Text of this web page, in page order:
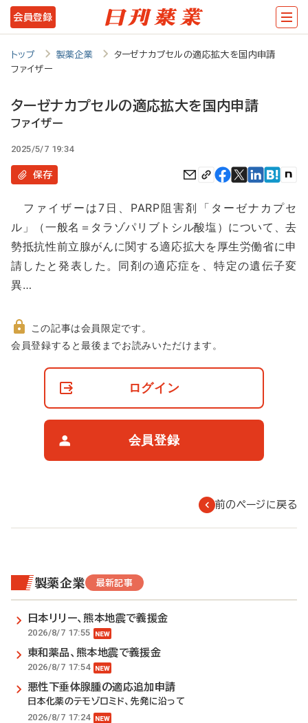
メ
イ
テ
ツ
に
動
会員登録
トップ 製薬企業
ターゼナカプセルの適応拡大を国内申請
ファイザー
ターゼナカプセルの適応拡大を国内申請
ファイザー
2025/5/7 19:34
保存
ファイザーは7日、PARP阻害剤「ターゼナカプセ
ル」（一般名＝タラゾパリブトシル酸塩）について、去
勢抵抗性前立腺がんに関する適応拡大を厚生労働省に申
請したと発表した。同剤の適応症を、特定の遺伝子変
異…
非
この記事は会員限定です。
会員登録すると最後までお読みいただけます。
ログイン
会員登録
前のページに戻る
製薬企業 最新記事
日本リリー、熊本地震で義援金
2026/8/7 17:55
東和薬品、熊本地震で義援金
2026/8/7 17:54
悪性下垂体腺腫の適応追加申請
日本化薬のテモゾロミド、先発に沿って
2026/8/7 17:24